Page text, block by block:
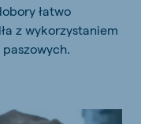
łatwo
z wykorzystaniem